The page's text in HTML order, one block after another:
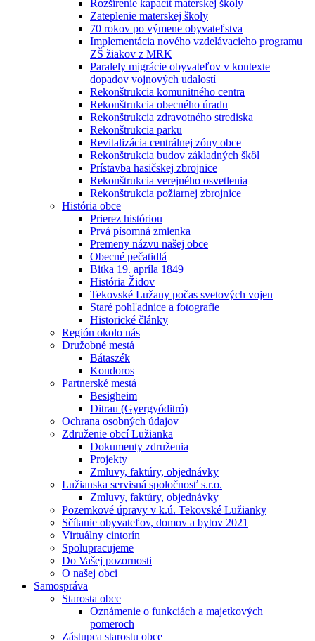
Rozšírenie kapacít materskej školy
Zateplenie materskej školy
70 rokov po výmene obyvateľstva
Implementácia nového vzdelávacieho programu
ZŠ žiakov z MRK
Paralely migrácie obyvateľov v kontexte
dopadov vojnových udalostí
Rekonštrukcia komunitného centra
Rekonštrukcia obecného úradu
Rekonštrukcia zdravotného strediska
Rekonštrukcia parku
Revitalizácia centrálnej zóny obce
Rekonštrukcia budov základných škôl
Prístavba hasičskej zbrojnice
Rekonštrukcia verejného osvetlenia
Rekonštrukcia požiarnej zbrojnice
História obce
Prierez históriou
Prvá písomná zmienka
Premeny názvu našej obce
Obecné pečatidlá
Bitka 19. apríla 1849
História Židov
Tekovské Lužany počas svetových vojen
Staré pohľadnice a fotografie
Historické články
Región okolo nás
Družobné mestá
Bátaszék
Kondoros
Partnerské mestá
Besigheim
Ditrau (Gyergyóditró)
Ochrana osobných údajov
Združenie obcí Lužianka
Dokumenty združenia
Projekty
Zmluvy, faktúry, objednávky
Lužianska servisná spoločnosť s.r.o.
Zmluvy, faktúry, objednávky
Pozemkové úpravy v k.ú. Tekovské Lužianky
Sčítanie obyvateľov, domov a bytov 2021
Virtuálny cintorín
Spolupracujeme
Do Vašej pozornosti
O našej obci
Samospráva
Starosta obce
Oznámenie o funkciách a majetkových
pomeroch
Zástupca starostu obce